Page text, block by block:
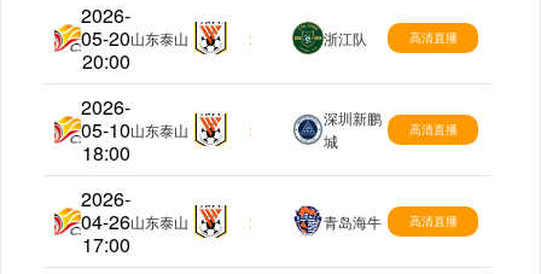
2026-
05-20
20:00
中超
山东泰山 : 浙江队 高清直播
2026-
05-10
18:00
中超
山东泰山 :
深圳新鹏
城
高清直播
2026-
04-26
17:00
中超
山东泰山 : 青岛海牛 高清直播